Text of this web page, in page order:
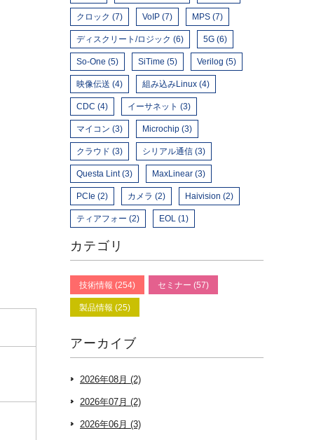
クロック (7) VoIP (7) MPS (7)
ディスクリート/ロジック (6) 5G (6)
So-One (5) SiTime (5) Verilog (5)
映像伝送 (4) 組み込みLinux (4)
CDC (4) イーサネット (3)
マイコン (3) Microchip (3)
クラウド (3) シリアル通信 (3)
Questa Lint (3) MaxLinear (3)
PCIe (2) カメラ (2) Haivision (2)
ティアフォー (2) EOL (1)
カテゴリ
技術情報 (254) セミナー (57)
製品情報 (25)
アーカイブ
2026年08月 (2)
2026年07月 (2)
2026年06月 (3)